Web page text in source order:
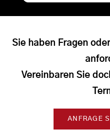
Sie haben Fragen
Vereinbaren Sie
ANFRAGE